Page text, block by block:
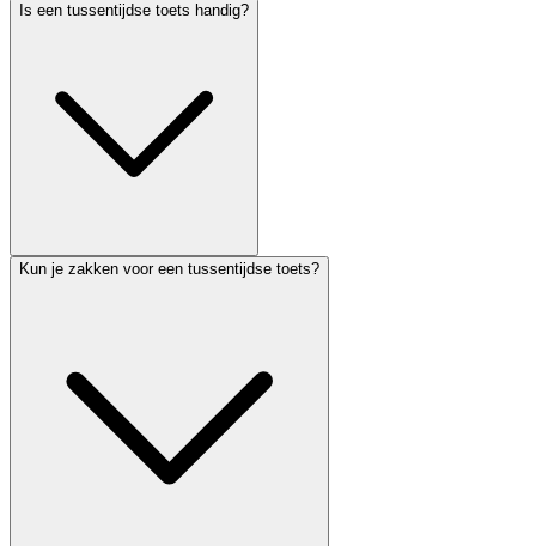
Is een tussentijdse toets handig?
Kun je zakken voor een tussentijdse toets?